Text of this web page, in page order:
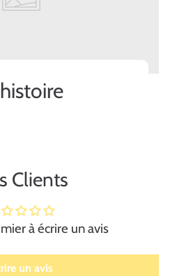
Clients
à écrire un avis
un avis